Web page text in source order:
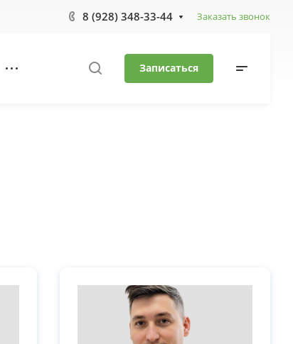
8 (928) 348-33-44 Заказать звонок
Записаться